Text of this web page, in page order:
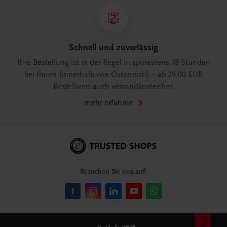
Schnell und zuverlässig
Ihre Bestellung ist in der Regel in spätestens 48 Stunden
bei Ihnen (innerhalb von Österreich) – ab 29,00 EUR
Bestellwert auch versandkostenfrei.
mehr erfahren
Besuchen Sie uns auf: